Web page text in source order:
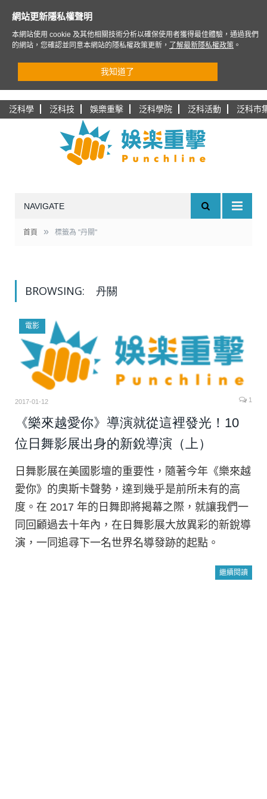
泛科學 泛科技 娛樂重擊 泛科學院 泛科活動 泛科市
NAVIGATE
首頁 » 標籤為 "丹關"
BROWSING: 丹關
電影
2017-01-12 1
《樂來越愛你》導演就從這裡發光！10
位日舞影展出身的新銳導演（上）
日舞影展在美國影壇的重要性，隨著今年《樂來越
愛你》的奧斯卡聲勢，達到幾乎是前所未有的高
度。在 2017 年的日舞即將揭幕之際，就讓我們一
同回顧過去十年內，在日舞影展大放異彩的新銳導
演，一同追尋下一名世界名導發跡的起點。
繼續閱讀
網站更新隱私權聲明
本網站使用 cookie 及其他相關技術分析以確保使用者獲得最佳體驗，通過我們
的網站，您確認並同意本網站的隱私權政策更新，
了解最新隱私權政策 。
我知道了